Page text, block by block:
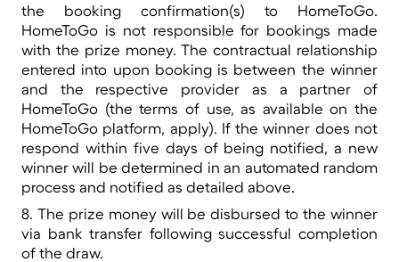
the booking confirmation(s) to HomeToGo.
HomeToGo is not responsible for bookings made
with the prize money. The contractual relationship
entered into upon booking is between the winner
and the respective provider as a partner of
HomeToGo (the terms of use, as available on the
HomeToGo platform, apply). If the winner does not
respond within five days of being notified, a new
winner will be determined in an automated random
process and notified as detailed above.
8. The prize money will be disbursed to the winner
via bank transfer following successful completion
of the draw.